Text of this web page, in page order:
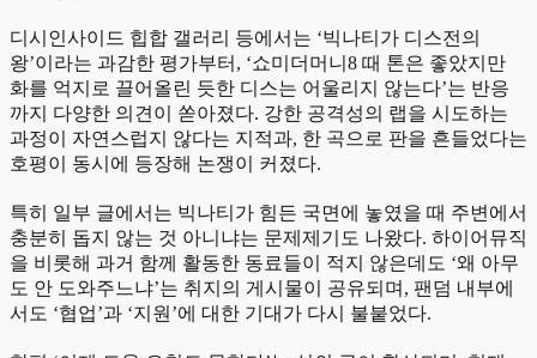
디시인사이드 힙합 갤러리 등에서는 ‘빅나티가 디스전의
왕’이라는 과감한 평가부터, ‘쇼미더머니8 때 톤은 좋았지만
화를 억지로 끌어올린 듯한 디스는 어울리지 않는다’는 반응
까지 다양한 의견이 쏟아졌다. 강한 공격성의 랩을 시도하는
과정이 자연스럽지 않다는 지적과, 한 곡으로 판을 흔들었다는
호평이 동시에 등장해 논쟁이 커졌다.
특히 일부 글에서는 빅나티가 힘든 국면에 놓였을 때 주변에서
충분히 돕지 않는 것 아니냐는 문제제기도 나왔다. 하이어뮤직
을 비롯해 과거 함께 활동한 동료들이 적지 않은데도 ‘왜 아무
도 안 도와주느냐’는 취지의 게시물이 공유되며, 팬덤 내부에
서도 ‘협업’과 ‘지원’에 대한 기대가 다시 불붙었다.